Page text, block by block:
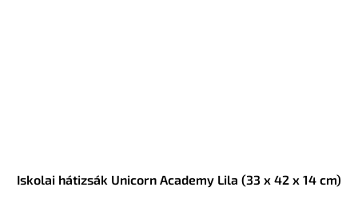
Iskolai hátizsák Unicorn Academy Lila (33 x 42 x 14 cm)